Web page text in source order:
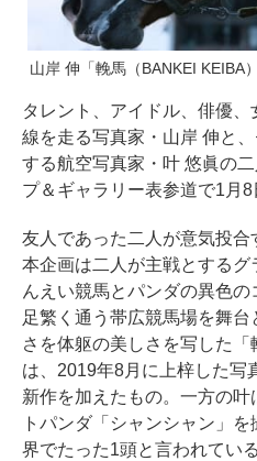
山岸 伸「輓馬（BANKEI KEIBA）
タレント、アイドル、俳優
線を走る写真家・山岸 伸と
する航空写真家・叶 悠眞の
プ＆ギャラリー表参道で1月8
友人であった二人が意気投
本企画は二人が主戦とする
んえい競馬とパンダの異色
足繁く通う帯広競馬場を舞
さを体躯の美しさを写した「
は、2019年8月に上梓した写
新作を加えたもの。一方の
トパンダ「シャンシャン」
界でたった1頭と言われてい